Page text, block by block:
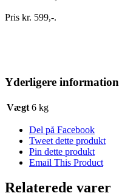
Pris kr. 599,-.
Yderligere information
Vægt 6 kg
Del på Facebook
Tweet dette produkt
Pin dette produkt
Email This Product
Relaterede varer